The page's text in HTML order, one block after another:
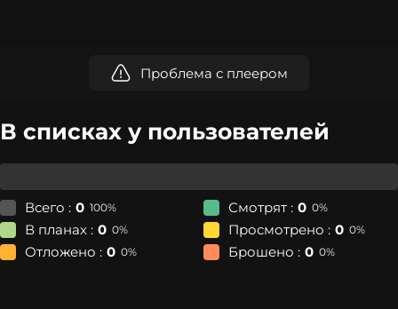
Проблема с плеером
В списках у пользователей
Всего : 0 100% Смотрят : 0 0%
В планах : 0 0% Просмотрено : 0 0%
Отложено : 0 0% Брошено : 0 0%